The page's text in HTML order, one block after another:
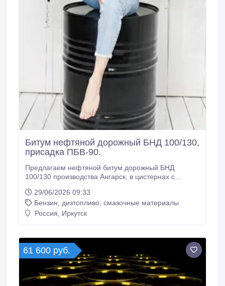
Битум нефтяной дорожный БНД 100/130,
присадка ПБВ-90.
Предлагаем нефтяной битум дорожный БНД
100/130 производства Ангарск, в цистернах с
контейнеры по 1 (одной) тонне. Присадку
полимерную битумную вязкую ПБВ – 90 автоналив.
Сроки отгрузки до 15 дней с момента предоплаты.
тарифов и услуг.
29/06/2026 09:33
Бензин, дизтопливо, смазочные материалы
Россия, Иркутск
61 600 руб.